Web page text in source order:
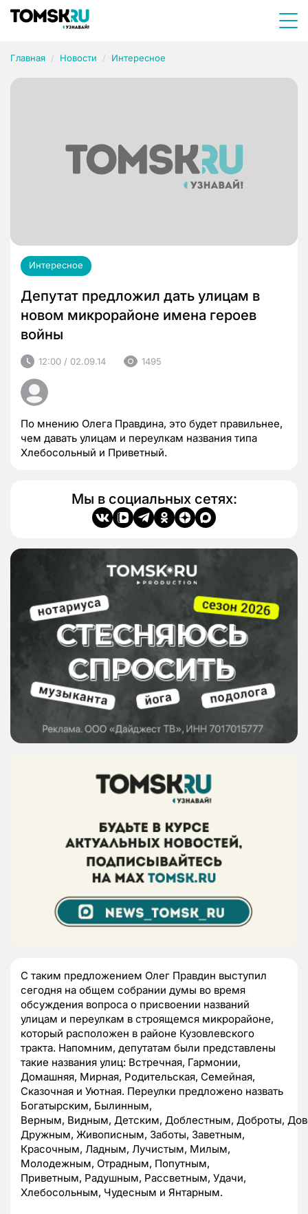
Главная Новости Интересное
Интересное
Депутат предложил дать улицам в
новом микрорайоне имена героев
войны
12:00 / 02.09.14 1495
По мнению Олега Правдина, это будет правильнее,
чем давать улицам и переулкам названия типа
Хлебосольный и Приветный.
Мы в социальных сетях:
С таким предложением Олег Правдин выступил
сегодня на общем собрании думы во время
обсуждения вопроса о присвоении названий
улицам и переулкам в строящемся микрорайоне,
который расположен в районе Кузовлевского
тракта. Напомним, депутатам были представлены
такие названия улиц: Встречная, Гармонии,
Домашняя, Мирная, Родительская, Семейная,
Сказочная и Уютная. Переулки предложено назвать
Богатырским, Былинным,
Верным, Видным, Детским, Доблестным, Доброты,
Дружным, Живописным, Заботы, Заветным,
Красочным, Ладным, Лучистым, Милым,
Молодежным, Отрадным, Попутным,
Приветным, Радушным, Рассветным, Удачи,
Хлебосольным, Чудесным и Янтарным.